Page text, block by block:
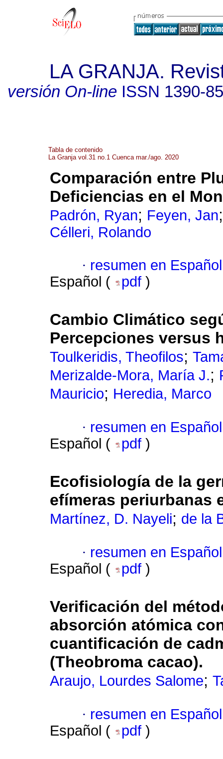
LA GRANJA.
versión On-lineISSN 1390-
Tabla de contenido
La Granja vol.31 no.1 Cuenca mar./ago. 2020
Comparación entre
Deficiencias en el
Padrón, Ryan; Feyen, Jan
Célleri, Rolando
· resumen en Español
Español (
pdf )
Cambio Climático
Percepciones versus
Toulkeridis, Theofilos;
Merizalde-Mora, María J.;
Mauricio; Heredia, Marco
· resumen en Español
Español (
pdf )
Ecofisiología de la
efímeras periurbanas
Martínez, D. Nayeli; de la
· resumen en Español
Español (
pdf )
Verificación del
absorción atómica
cuantificación de
(Theobroma cacao).
Araujo, Lourdes Salome;
· resumen en Español
Español (
pdf )